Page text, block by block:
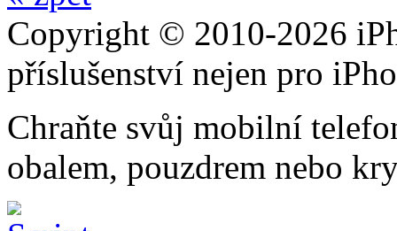
Copyright © 2010-2026
příslušenství nejen pro
Chraňte svůj mobilní
obalem, pouzdrem nebo